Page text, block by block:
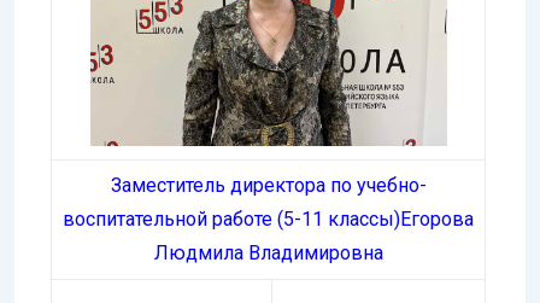
Заместитель директора по учебно-
воспитательной работе (5-11 классы)Егорова
Людмила Владимировна